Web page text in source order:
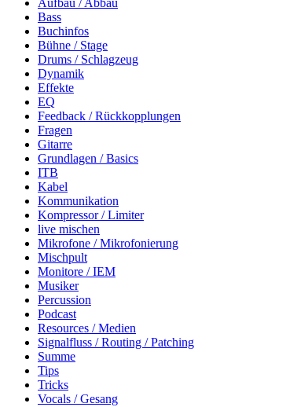
Aufbau / Abbau
Bass
Buchinfos
Bühne / Stage
Drums / Schlagzeug
Dynamik
Effekte
EQ
Feedback / Rückkopplungen
Fragen
Gitarre
Grundlagen / Basics
ITB
Kabel
Kommunikation
Kompressor / Limiter
live mischen
Mikrofone / Mikrofonierung
Mischpult
Monitore / IEM
Musiker
Percussion
Podcast
Resources / Medien
Signalfluss / Routing / Patching
Summe
Tips
Tricks
Vocals / Gesang